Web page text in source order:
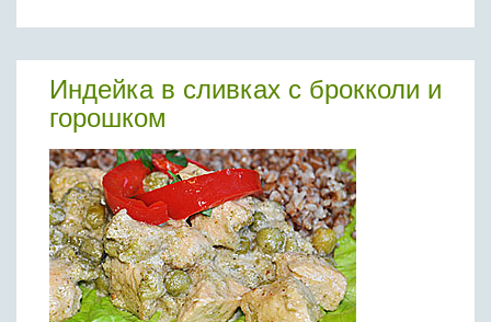
Крупы
Индейка в сливках с брокколи и
горошком